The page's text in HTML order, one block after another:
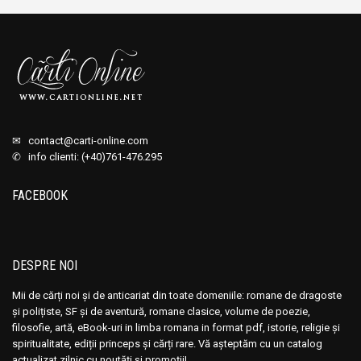
Sandra Brown
Sandra Chastain
Sandra Donovan
Sandra Field
Serge Dalene
Shawna Delacorte
Sheila O'Flanagan
Sandra Brown
Sandra Chastain
Sandra Donovan
Sandra Field
Serge Dalene
Shawna Delacorte
Sheila O'Flanagan
✉ contact@carti-online.com
✆ info clienti: (+40)761-476.295
FACEBOOK
DESPRE NOI
Mii de cărți noi și de anticariat din toate domeniile: romane de dragoste
și polițiste, SF și de aventură, romane clasice, volume de poezie,
filosofie, artă, eBook-uri in limba romana in format pdf, istorie, religie și
spiritualitate, ediții princeps și cărți rare. Vă așteptăm cu un catalog